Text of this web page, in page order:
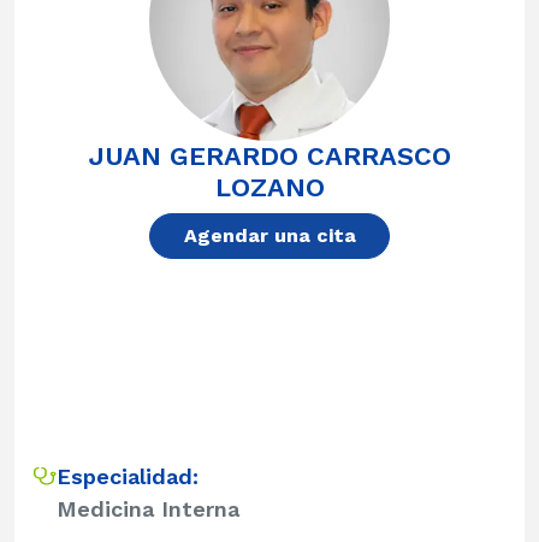
JUAN GERARDO CARRASCO
LOZANO
Agendar una cita
Especialidad:
Medicina Interna